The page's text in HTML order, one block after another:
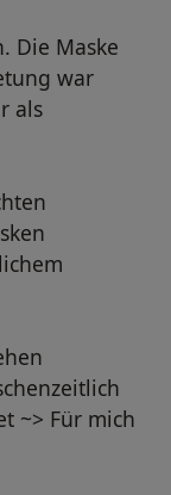
Die Maske
war
als
~> Für mich